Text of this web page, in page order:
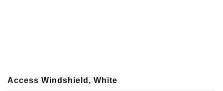
Access Windshield, White